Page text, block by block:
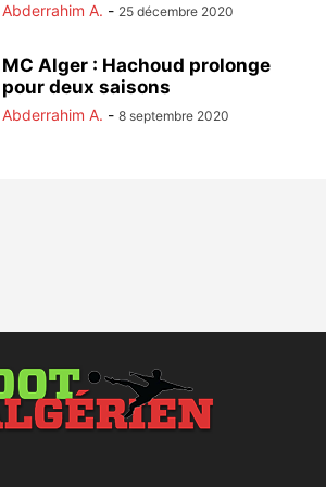
Abderrahim A. - 25 décembre 2020
MC Alger : Hachoud prolonge
pour deux saisons
Abderrahim A. - 8 septembre 2020